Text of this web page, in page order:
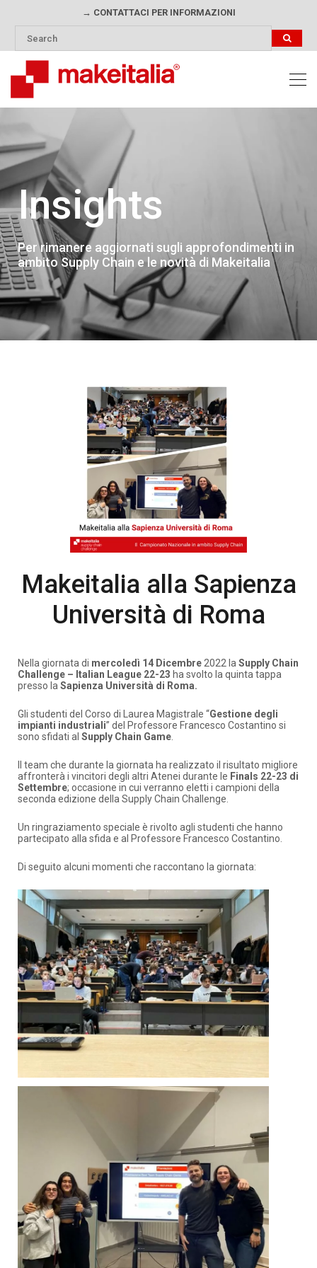
→ CONTATTACI PER INFORMAZIONI
Insights
Per rimanere aggiornati sugli approfondimenti in
ambito Supply Chain e le novità di Makeitalia
Makeitalia alla Sapienza
Università di Roma
Nella giornata di mercoledì 14 Dicembre 2022 la Supply Chain
Challenge – Italian League 22-23 ha svolto la quinta tappa
presso la Sapienza Università di Roma.
Gli studenti del Corso di Laurea Magistrale “Gestione degli
impianti industriali” del Professore Francesco Costantino si
sono sfidati al Supply Chain Game
Il team che durante la giornata ha realizzato il risultato migliore
affronterà i vincitori degli altri Atenei durante le Finals 22-23 di
Settembre; occasione in cui verranno eletti i campioni della
seconda edizione della Supply Chain Challenge.
Un ringraziamento speciale è rivolto agli studenti che hanno
partecipato alla sfida e al Professore Francesco Costantino.
Di seguito alcuni momenti che raccontano la giornata: